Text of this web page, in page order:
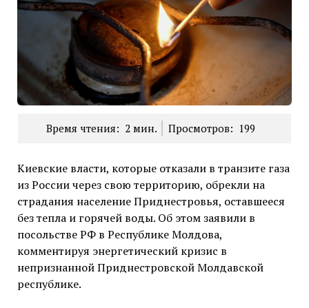
Время чтения: 2 мин. Просмотров: 199
Киевские власти, которые отказали в транзите газа
из России через свою территорию, обрекли на
страдания население Приднестровья, оставшееся
без тепла и горячей воды. Об этом заявили в
посольстве РФ в Республике Молдова,
комментируя энергетический кризис в
непризнанной Приднестровской Молдавской
республике.